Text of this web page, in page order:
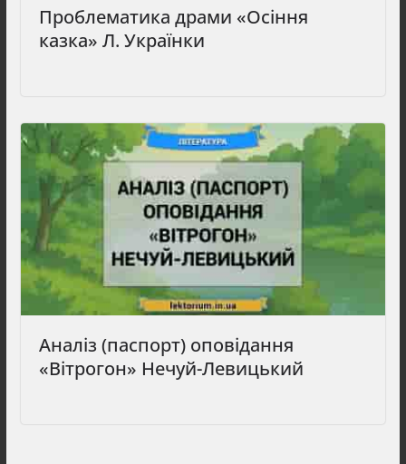
Проблематика драми «Осіння
казка» Л. Українки
Аналіз (паспорт) оповідання
«Вітрогон» Нечуй-Левицький